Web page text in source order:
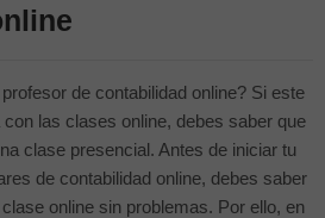
de contabilidad online? Si este
las clases online, debes saber que
clase presencial. Antes de iniciar tu
de contabilidad online, debes saber
online sin problemas. Por ello, en